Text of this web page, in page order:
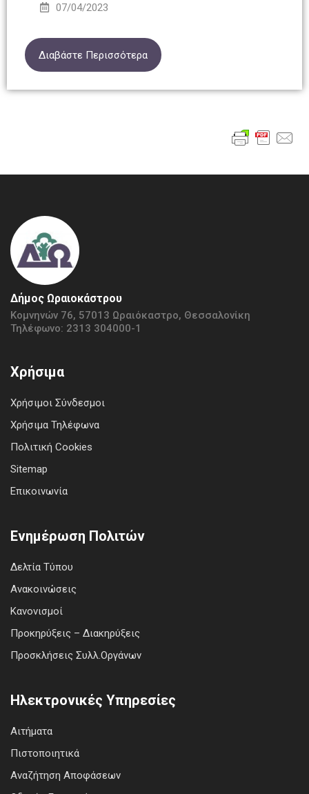
07/04/2023
Διαβάστε Περισσότερα
Δήμος Ωραιοκάστρου
Κομνηνών 76, 57013 Ωραιόκαστρο, Θεσσαλονίκη
Τηλέφωνο: 2313 304000-1
Χρήσιμα
Χρήσιμοι Σύνδεσμοι
Χρήσιμα Τηλέφωνα
Πολιτική Cookies
Sitemap
Επικοινωνία
Ενημέρωση Πολιτών
Δελτία Τύπου
Ανακοινώσεις
Κανονισμοί
Προκηρύξεις – Διακηρύξεις
Προσκλήσεις Συλλ.Οργάνων
Ηλεκτρονικές Υπηρεσίες
Αιτήματα
Πιστοποιητικά
Αναζήτηση Αποφάσεων